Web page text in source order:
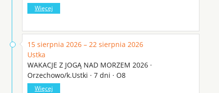
Więcej
15 sierpnia 2026 – 22 sierpnia 2026
Ustka
WAKACJE Z JOGĄ NAD MORZEM 2026 ·
Orzechowo/k.Ustki · 7 dni · O8
Więcej